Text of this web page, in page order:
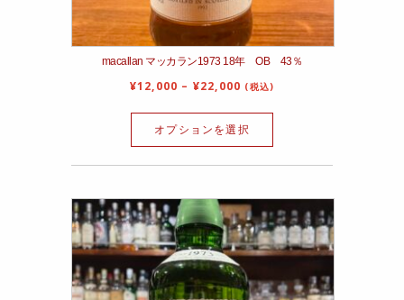
macallan マッカラン1973 18年 OB 43％
¥12,000 – ¥22,000 (税込)
オプションを選択